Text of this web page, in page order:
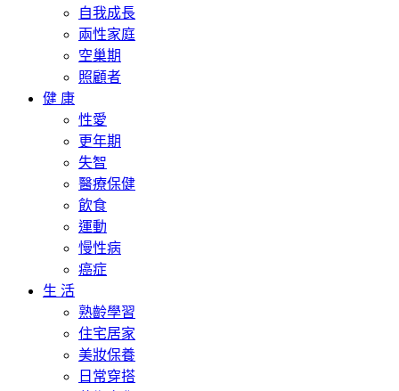
自我成長
兩性家庭
空巢期
照顧者
健 康
性愛
更年期
失智
醫療保健
飲食
運動
慢性病
癌症
生 活
熟齡學習
住宅居家
美妝保養
日常穿搭